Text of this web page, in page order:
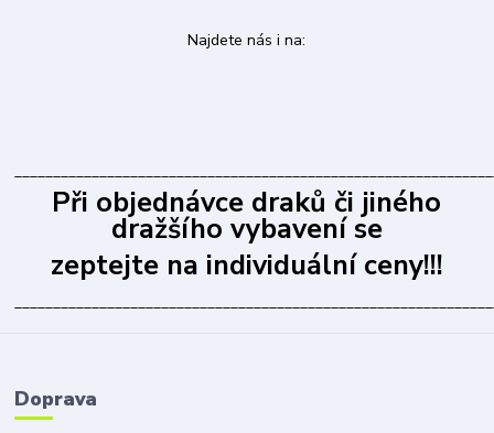
Najdete nás i na:
Při objednávce draků či jiného
dražšího vybavení se
zeptejte na individuální ceny!!!
Doprava